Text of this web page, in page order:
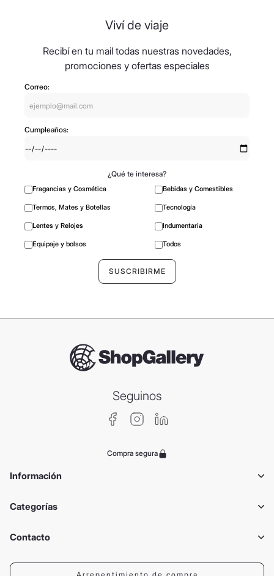
Viví de viaje
Recibí en tu mail todas nuestras novedades,
promociones y ofertas especiales
Correo:
Cumpleaños:
¿Qué te interesa?
Fragancias y Cosmética Bebidas y Comestibles
Termos, Mates y Botellas Tecnología
Lentes y Relojes Indumentaria
Equipaje y bolsos Todos
Seguinos
Compra segura
Información
Categorías
Contacto
Arrepentimiento de compra